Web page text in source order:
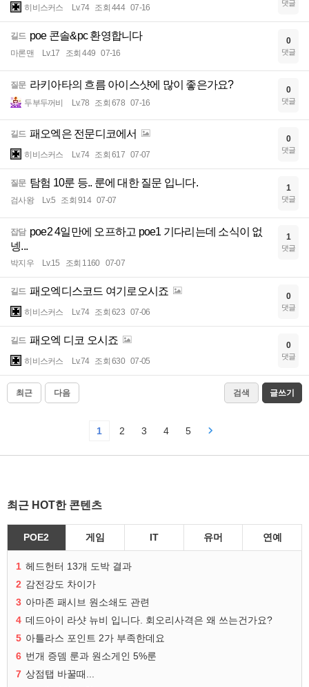
히비스커스 Lv.74 조회 444 07-16 댓글
길드 poe 콘솔&pc 환영합니다
마론맨 Lv.17 조회 449 07-16
0
댓글
질문 라키아타의 흐름 아이스샷에 많이 좋은가요?
두부두꺼비 Lv.78 조회 678 07-16
0
댓글
길드 패오엑은 전문디코에서
히비스커스 Lv.74 조회 617 07-07
0
댓글
질문 탐험 10룬 등.. 룬에 대한 질문 입니다.
검사왕 Lv.5 조회 914 07-07
1
댓글
잡담 poe2 4일만에 오프하고 poe1 기다리는데 소식이 없
넹...
박지우 Lv.15 조회 1160 07-07
1
댓글
길드 패오엑디스코드 여기로오시죠
히비스커스 Lv.74 조회 623 07-06
0
댓글
길드 패오엑 디코 오시죠
히비스커스 Lv.74 조회 630 07-05
0
댓글
최근 다음 검색 글쓰기
1 2 3 4 5
최근 HOT한 콘텐츠
POE2 게임 IT 유머 연예
1 헤드헌터 13개 도박 결과
2 감전강도 차이가
3 아마존 패시브 원소쇄도 관련
4 데드아이 라샷 뉴비 입니다. 회오리사격은 왜 쓰는건가요?
5 아틀라스 포인트 2가 부족한데요
6 번개 증뎀 룬과 원소게인 5%룬
7 상점탭 바꿀때...